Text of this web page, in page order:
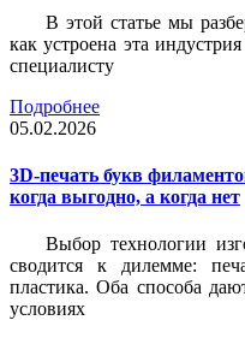
В этой статье мы
как устроена эта
специалисту
Подробнее
05.02.2026
3D-печать букв
когда выгодно, а когда нет
Выбор технологии
сводится к дилемме:
пластика. Оба способа
условиях